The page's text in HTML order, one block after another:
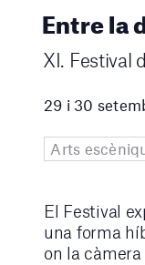
Entre la
XI. Festival
29 i 30
Arts
El Festival
una forma
on la